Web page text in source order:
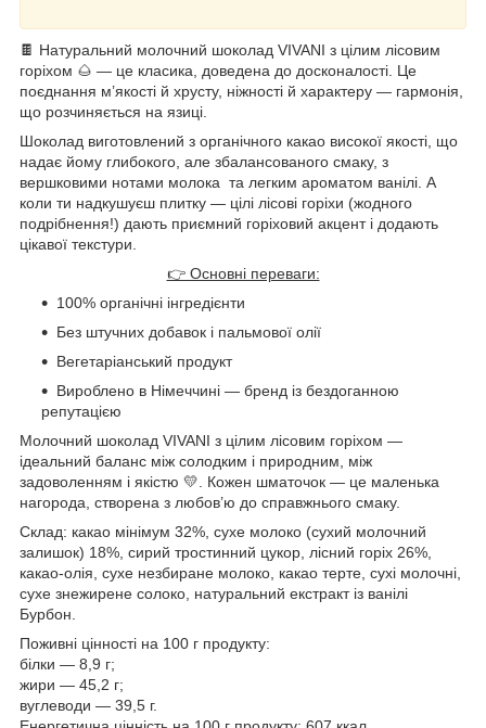
🍫 Натуральний молочний шоколад VIVANI з цілим лісовим
горіхом 🌰 — це класика, доведена до досконалості. Це
поєднання м’якості й хрусту, ніжності й характеру — гармонія,
що розчиняється на язиці.
Шоколад виготовлений з органічного какао високої якості, що
надає йому глибокого, але збалансованого смаку, з
вершковими нотами молока та легким ароматом ванілі. А
коли ти надкушуєш плитку — цілі лісові горіхи (жодного
подрібнення!) дають приємний горіховий акцент і додають
цікавої текстури.
👉 Основні переваги:
100% органічні інгредієнти
Без штучних добавок і пальмової олії
Вегетаріанський продукт
Вироблено в Німеччині — бренд із бездоганною
репутацією
Молочний шоколад VIVANI з цілим лісовим горіхом —
ідеальний баланс між солодким і природним, між
задоволенням і якістю 💛. Кожен шматочок — це маленька
нагорода, створена з любов’ю до справжнього смаку.
Склад: какао мінімум 32%, сухе молоко (сухий молочний
залишок) 18%, сирий тростинний цукор, лісний горіх 26%,
какао-олія, сухе незбиране молоко, какао терте, сухі молочні,
сухе знежирене солоко, натуральний екстракт із ванілі
Бурбон.
Поживні цінності на 100 г продукту:
білки — 8,9 г;
жири — 45,2 г;
вуглеводи — 39,5 г.